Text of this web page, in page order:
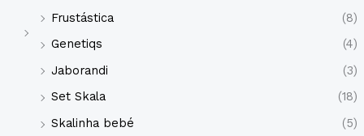
Frustástica
(8)
Genetiqs
(4)
Jaborandi
(3)
Set Skala
(18)
Skalinha bebé
(5)